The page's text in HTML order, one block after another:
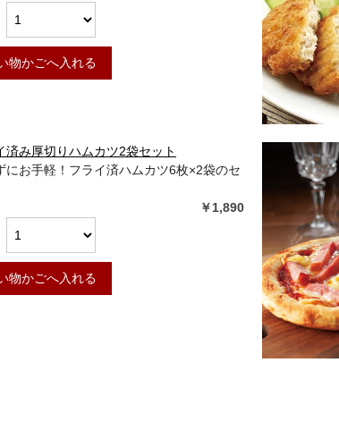
物かごへ入れる
済み厚切りハムカツ2袋セット
にお手軽！フライ済ハムカツ6枚×2袋のセ
￥1,890
物かごへ入れる